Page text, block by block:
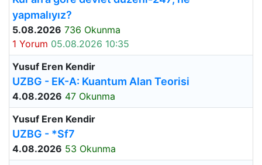
yapmalıyız?
5.08.2026 736 Okunma
1 Yorum 05.08.2026 10:35
Yusuf Eren Kendir
UZBG - EK-A: Kuantum Alan Teorisi
4.08.2026 47 Okunma
Yusuf Eren Kendir
UZBG - *Sf7
4.08.2026 53 Okunma